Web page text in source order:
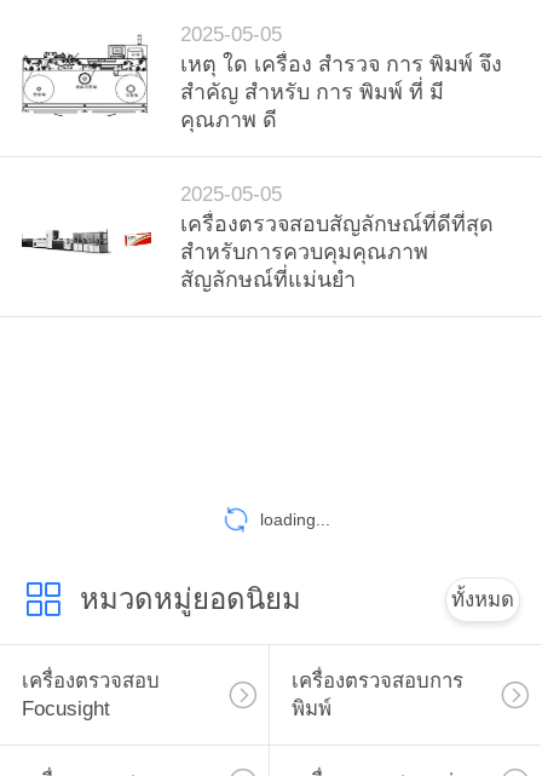
PRIVACY
POLICY
2025-05-05
เหตุ ใด เครื่อง สํารวจ การ พิมพ์ จึง
สําคัญ สําหรับ การ พิมพ์ ที่ มี
คุณภาพ ดี
2025-05-05
เครื่องตรวจสอบสัญลักษณ์ที่ดีที่สุด
สําหรับการควบคุมคุณภาพ
สัญลักษณ์ที่แม่นยํา
loading...
หมวดหมู่ยอดนิยม ทั้งหมด
เครื่องตรวจสอบ
Focusight
เครื่องตรวจสอบการ
พิมพ์